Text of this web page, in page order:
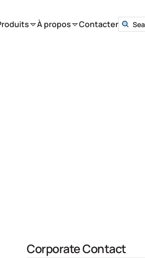
À propos Contacter
Corporate Contact